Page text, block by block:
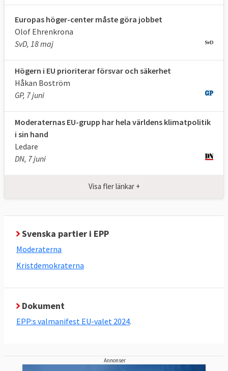
Europas höger-center måste göra jobbet
Olof Ehrenkrona
SvD, 18 maj
Högern i EU prioriterar försvar och säkerhet
Håkan Boström
GP, 7 juni
Moderaternas EU-grupp har hela världens klimatpolitik
i sin hand
Ledare
DN, 7 juni
Visa fler länkar +
Svenska partier i EPP
Moderaterna
Kristdemokraterna
Dokument
EPP:s valmanifest EU-valet 2024.
Annonser